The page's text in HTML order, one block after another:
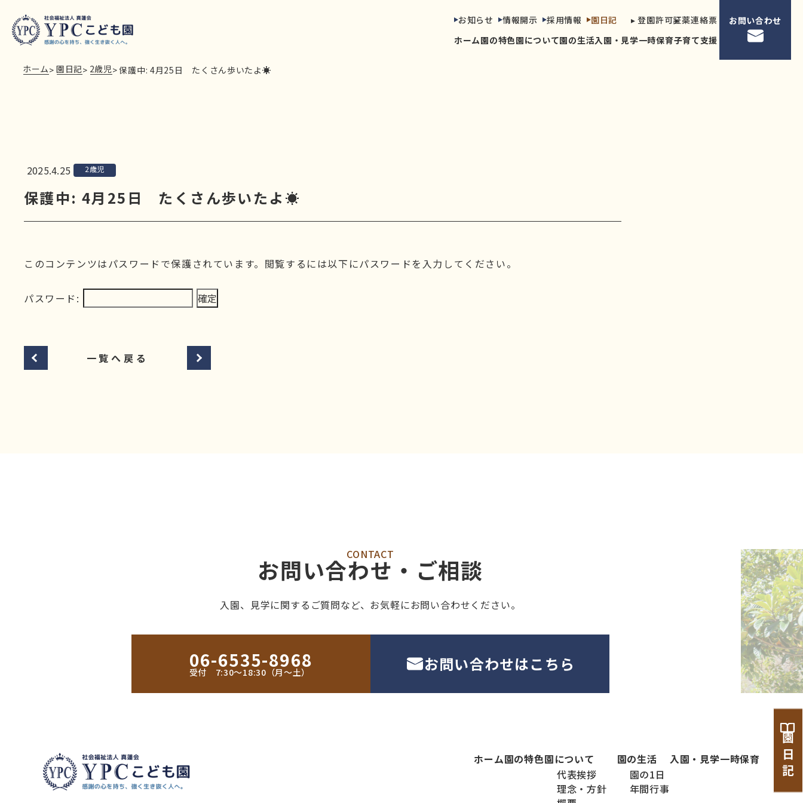
お知らせ 情報開示 採用情報 園日記 ▸ 登園許可証▸ 薬連絡票
ホーム園の特色園について園の生活入園・見学一時保育子育て支援
お問い合わせ
園 日 記
ホーム> 園日記> 2歳児> 保護中: 4月25日 たくさん歩いたよ☀
2025.4.25 2歳児
保護中: 4月25日 たくさん歩いたよ☀
このコンテンツはパスワードで保護されています。閲覧するには以下にパスワードを入力してください。
パスワード:
一覧へ戻る
CONTACT
お問い合わせ・ご相談
入園、見学に関するご質問など、 お気軽にお問い合わせください。
06-6535-8968
受付 7:30〜18:30（月〜土） お問い合わせはこちら
ホーム園の特色園について
代表挨拶
理念・方針
園の生活
園の1日
年間行事
入園・見学一時保育